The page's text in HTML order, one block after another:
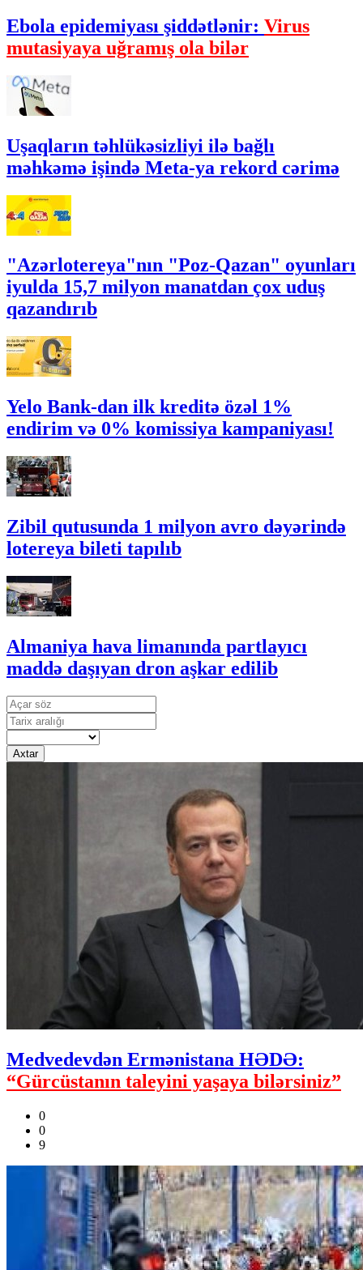
Ebola epidemiyası şiddətlənir: Virus
mutasiyaya uğramış ola bilər
Uşaqların təhlükəsizliyi ilə bağlı
məhkəmə işində Meta-ya rekord cərimə
"Azərlotereya"nın "Poz-Qazan" oyunları
iyulda 15,7 milyon manatdan çox uduş
qazandırıb
Yelo Bank-dan ilk kreditə özəl 1%
endirim və 0% komissiya kampaniyası!
Zibil qutusunda 1 milyon avro dəyərində
lotereya bileti tapılıb
Almaniya hava limanında partlayıcı
maddə daşıyan dron aşkar edilib
Axtar
Medvedevdən Ermənistana HƏDƏ:
“Gürcüstanın taleyini yaşaya bilərsiniz”
0
0
9